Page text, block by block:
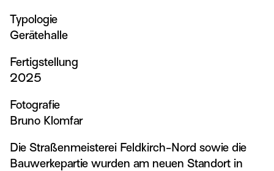
Typologie
Gerätehalle
Fertigstellung
2025
Fotografie
Bruno Klomfar
Die Straßenmeisterei Feldkirch-Nord sowie die
Bauwerkepartie wurden am neuen Standort in